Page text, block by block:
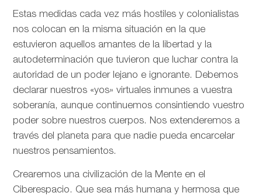
Estas medidas cada vez más hostiles y colonialistas
nos colocan en la misma situación en la que
estuvieron aquellos amantes de la libertad y la
autodeterminación que tuvieron que luchar contra la
autoridad de un poder lejano e ignorante. Debemos
declarar nuestros «yos» virtuales inmunes a vuestra
soberanía, aunque continuemos consintiendo vuestro
poder sobre nuestros cuerpos. Nos extenderemos a
través del planeta para que nadie pueda encarcelar
nuestros pensamientos.
Crearemos una civilización de la Mente en el
Ciberespacio. Que sea más humana y hermosa que